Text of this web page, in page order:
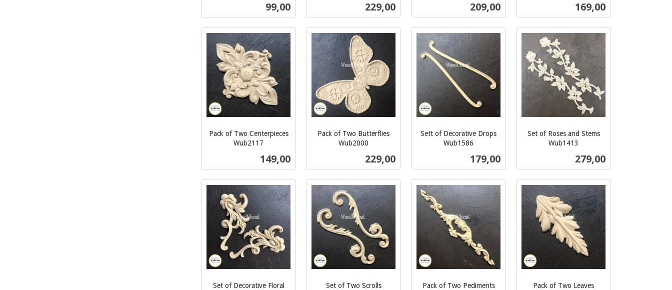
Pris
99,00
Kjøp
Pris
229,00
Kjøp
Pris
209,00
Kjøp
Pris
169,00
Kjøp
Pack of Two Centerpieces
Wub2117
Pris
149,00
Kjøp
Pack of Two Butterflies
Wub2000
Pris
229,00
Kjøp
Sett of Decorative Drops
Wub1586
Pris
179,00
Kjøp
Set of Roses and Stems
Wub1413
Pris
279,00
Kjøp
Set of Decorative Floral
Set of Two Scrolls
Pack of Two Pediments
Pack of Two Leaves